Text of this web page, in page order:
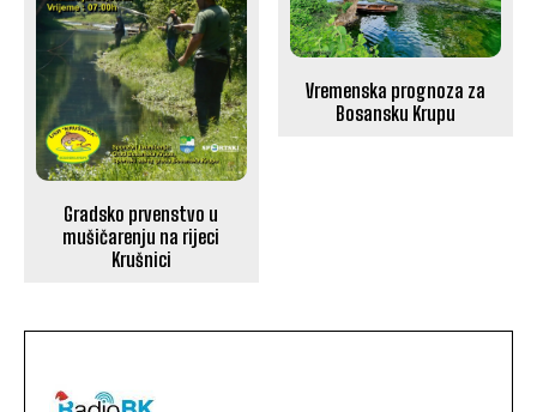
Gradsko prvenstvo u
mušičarenju na rijeci
Krušnici
Vremenska prognoza za
Bosansku Krupu